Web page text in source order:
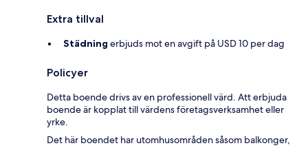
Extra tillval
Städning erbjuds mot en avgift på USD 10 per dag
Policyer
Detta boende drivs av en professionell värd. Att erbjuda
boende är kopplat till värdens företagsverksamhet eller
yrke.
Det här boendet har utomhusområden såsom balkonger,